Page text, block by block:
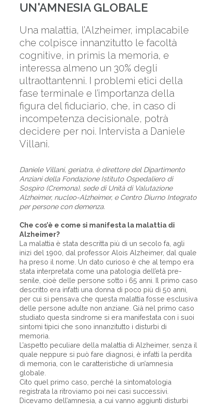
UN'AMNESIA GLOBALE
Una malattia, l’Alzheimer, implacabile
che colpisce innanzitutto le facoltà
cognitive, in primis la memoria, e
interessa almeno un 30% degli
ultraottantenni. I problemi etici della
fase terminale e l’importanza della
figura del fiduciario, che, in caso di
incompetenza decisionale, potrà
decidere per noi. Intervista a Daniele
Villani.
Daniele Villani, geriatra, è direttore del Dipartimento
Anziani della Fondazione Istituto Ospedaliero di
Sospiro (Cremona), sede di Unità di Valutazione
Alzheimer, nucleo-Alzheimer, e Centro Diurno Integrato
per persone con demenza.
Che cos’è e come si manifesta la malattia di
Alzheimer?
La malattia è stata descritta più di un secolo fa, agli
inizi del 1900, dal professor Alois Alzheimer, dal quale
ha preso il nome. Un dato curioso è che al tempo era
stata interpretata come una patologia dell’età pre-
senile, cioè delle persone sotto i 65 anni. Il primo caso
descritto era infatti una donna di poco più di 50 anni,
per cui si pensava che questa malattia fosse esclusiva
delle persone adulte non anziane. Già nel primo caso
studiato questa sindrome si era manifestata con i suoi
sintomi tipici che sono innanzitutto i disturbi di
memoria.
L’aspetto peculiare della malattia di Alzheimer, senza il
quale neppure si può fare diagnosi, è infatti la perdita
di memoria, con le caratteristiche di un’amnesia
globale.
Cito quel primo caso, perché la sintomatologia
registrata la ritroviamo poi nei casi successivi.
Dicevamo dell’amnesia, a cui vanno aggiunti disturbi